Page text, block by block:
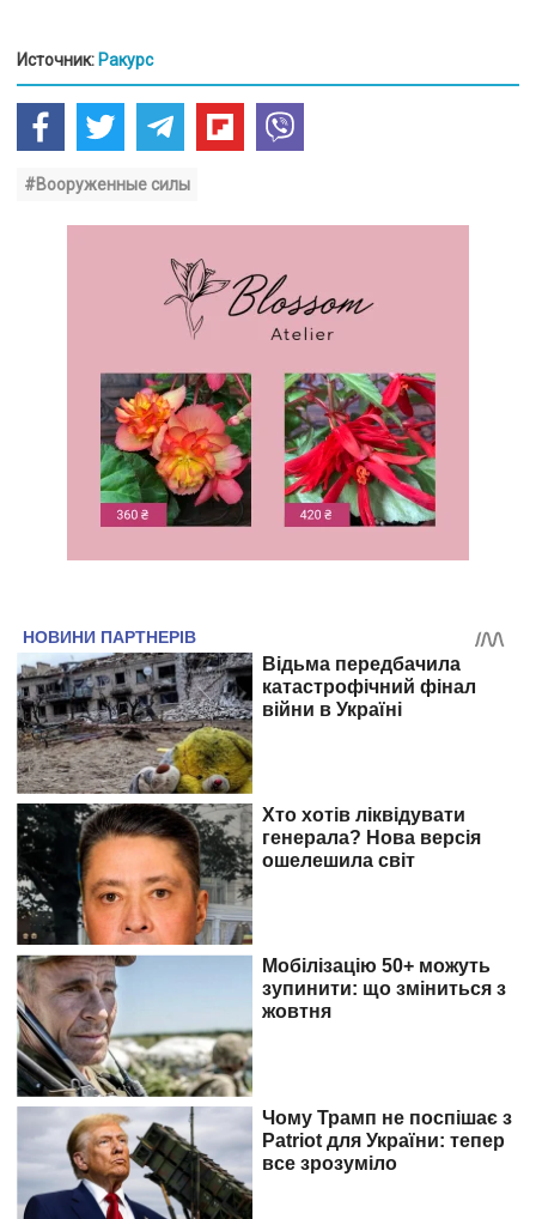
Источник: Ракурс
#Вооруженные силы